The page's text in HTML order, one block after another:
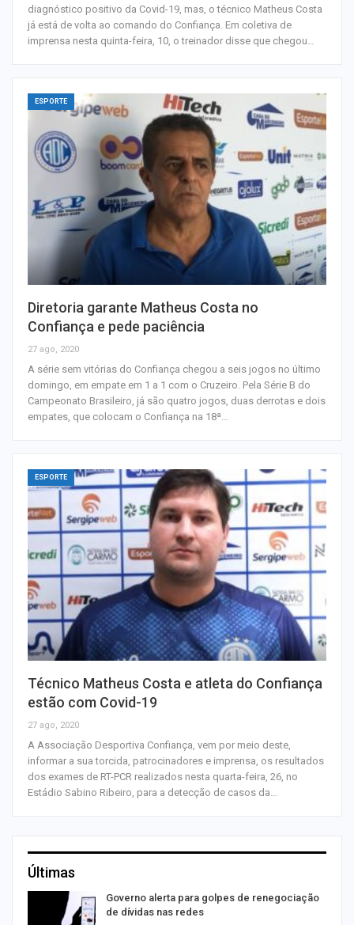
diagnóstico positivo da Covid-19, mas, o técnico Matheus Costa
já está de volta ao comando do Confiança. Em coletiva de
imprensa nesta quinta-feira, 10, o treinador disse que chegou…
ESPORTE
Diretoria garante Matheus Costa no
Confiança e pede paciência
27 ago, 2020
A série sem vitórias do Confiança chegou a seis jogos no último
domingo, em empate em 1 a 1 com o Cruzeiro. Pela Série B do
Campeonato Brasileiro, já são quatro jogos, duas derrotas e dois
empates, que colocam o Confiança na 18ª…
ESPORTE
Técnico Matheus Costa e atleta do Confiança
estão com Covid-19
27 ago, 2020
A Associação Desportiva Confiança, vem por meio deste,
informar a sua torcida, patrocinadores e imprensa, os resultados
dos exames de RT-PCR realizados nesta quarta-feira, 26, no
Estádio Sabino Ribeiro, para a detecção de casos da…
Últimas
Governo alerta para golpes de renegociação
de dívidas nas redes